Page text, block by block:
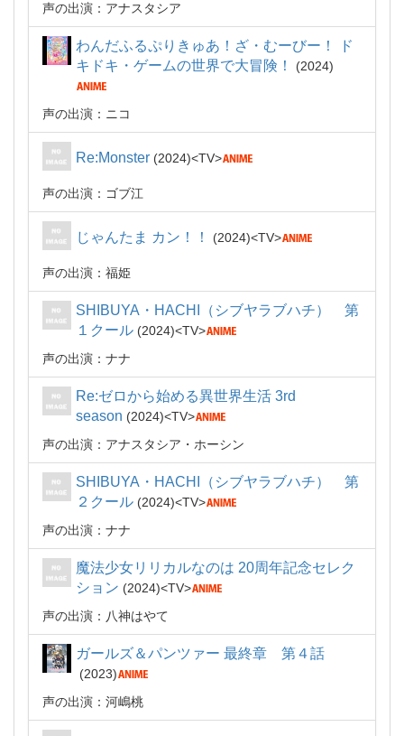
声の出演：アナスタシア
わんだふるぷりきゅあ！ざ・むーびー！ ド
キドキ・ゲームの世界で大冒険！
2024
声の出演：ニコ
Re:Monster 2024 TV
声の出演：ゴブ江
じゃんたま カン！！ 2024 TV
声の出演：福姫
SHIBUYA・HACHI（シブヤラブハチ） 第
１クール
2024
TV
声の出演：ナナ
Re:ゼロから始める異世界生活 3rd
season
2024
TV
声の出演：アナスタシア・ホーシン
SHIBUYA・HACHI（シブヤラブハチ） 第
２クール
2024
TV
声の出演：ナナ
魔法少女リリカルなのは 20周年記念セレク
ション
2024
TV
声の出演：八神はやて
ガールズ＆パンツァー 最終章 第４話
2023
声の出演：河嶋桃